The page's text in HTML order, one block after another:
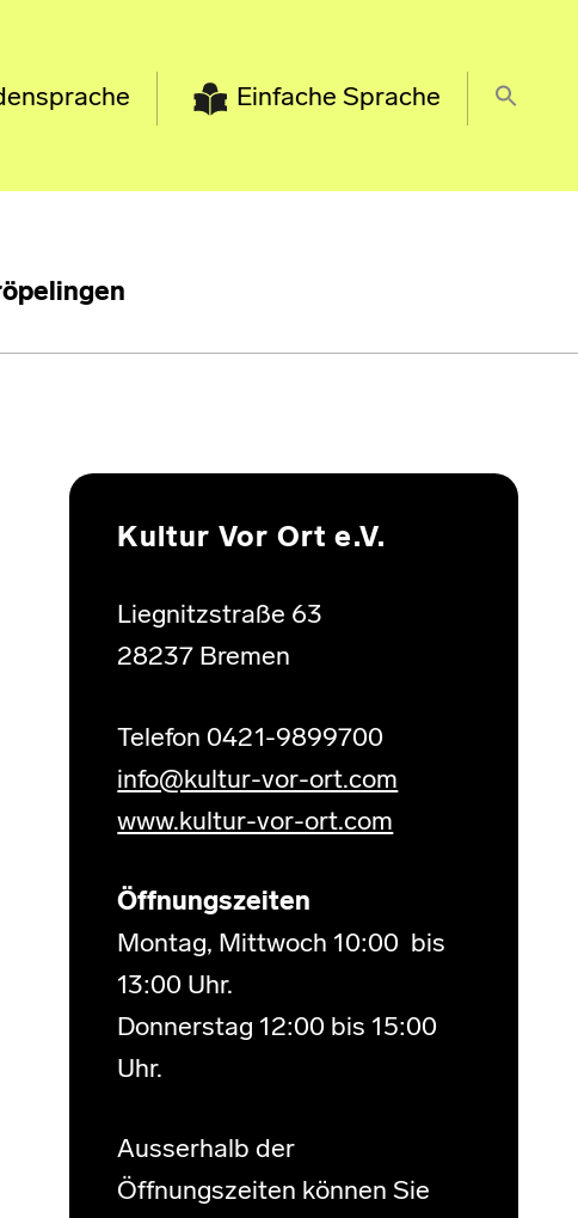
Einfache Sprache
Kultur Vor Ort e.V.
Liegnitzstraße 63
28237 Bremen
Telefon 0421-9899700
info@kultur-vor-ort.com
www.kultur-vor-ort.com
Öffnungszeiten
Montag, Mittwoch 10:00 bis
13:00 Uhr.
Donnerstag 12:00 bis 15:00
Uhr.
Ausserhalb der
Öffnungszeiten können Sie